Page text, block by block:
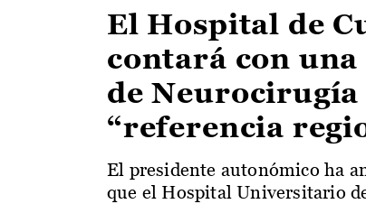
El Hospital de
contará con
de Neurocirugía
“referencia
El presidente autonómico ha
que el Hospital Universitario